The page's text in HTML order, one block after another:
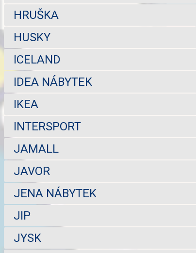
HRUŠKA
HUSKY
ICELAND
IDEA NÁBYTEK
IKEA
INTERSPORT
JAMALL
JAVOR
JENA NÁBYTEK
JIP
JYSK